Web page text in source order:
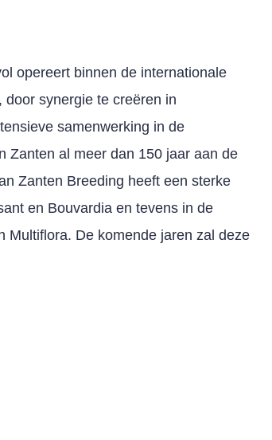
opereert binnen de internationale
synergie te creëren in
samenwerking in de
Zanten al meer dan 150 jaar aan de
Zanten Breeding heeft een sterke
en Bouvardia en tevens in de
Multiflora. De komende jaren zal deze